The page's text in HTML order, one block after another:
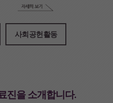
사회공헌활동
진을 소개합니다.